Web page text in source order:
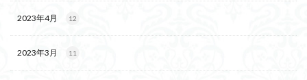
2023年4月 12
2023年3月 11